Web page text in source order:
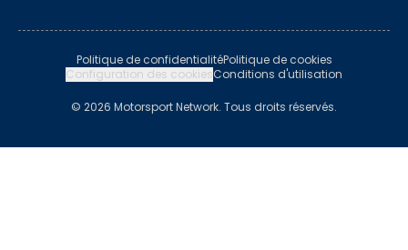
Politique de confidentialitéPolitique de cookies
Configuration des cookiesConditions d'utilisation
© 2026 Motorsport Network. Tous droits réservés.